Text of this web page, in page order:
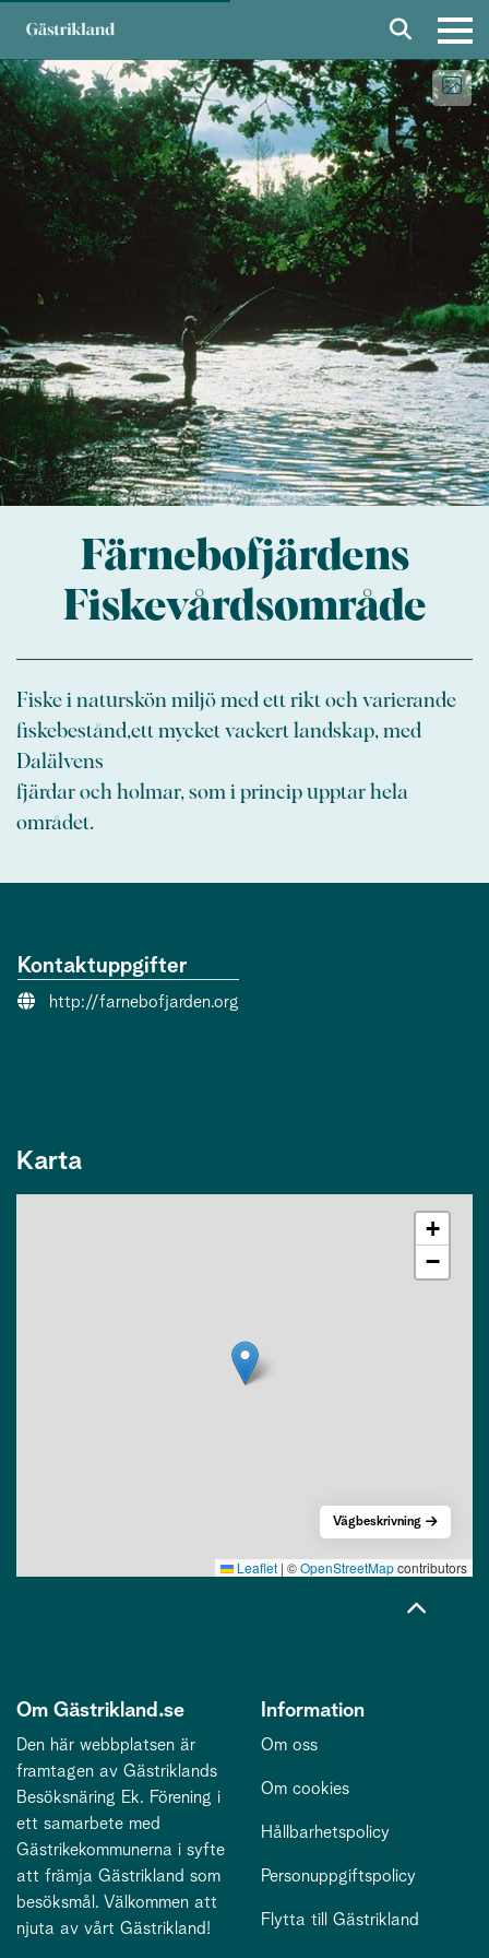
Färnebofjärdens
Fiskevårdsområde
Fiske i naturskön miljö med ett rikt och varierande
fiskebestånd,ett mycket vackert landskap, med
Dalälvens
fjärdar och holmar, som i princip upptar hela
området.
Kontaktuppgifter
Webbsida:
http://farnebofjarden.org
Karta
+
−
Leaflet | ©OpenStreetMapcontributors
Vägbeskrivning
Om Gästrikland.se
Den här webbplatsen är
framtagen av Gästriklands
Besöksnäring Ek. Förening i
ett samarbete med
Gästrikekommunerna i syfte
att främja Gästrikland som
besöksmål. Välkommen att
njuta av vårt Gästrikland!
Information
Om oss
Om cookies
Hållbarhetspolicy
Personuppgiftspolicy
Flytta till Gästrikland